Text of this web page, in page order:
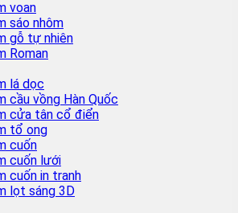
voan
sáo nhôm
gỗ tự nhiên
Roman
lá dọc
cầu vồng Hàn Quốc
cửa tân cổ điển
tổ ong
cuốn
cuốn lưới
cuốn in tranh
lọt sáng 3D